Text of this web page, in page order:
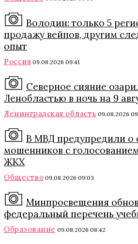
Володин: только 5
продажу вейпов, другим
опыт
Россия 09.08.2026 09:41
Северное сияние
Ленобластью в ночь на 9
Ленинградская область 09.08.2026
В МВД предупредили о
мошенников с
ЖКХ
Общество 09.08.2026 09:03
Минпросвещения
федеральный перечень
Образование 09.08.2026 08:42